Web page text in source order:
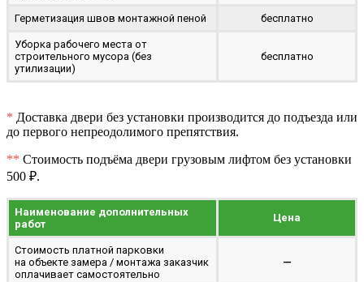
Герметизация швов монтажной пеной бесплатно
Уборка рабочего места от
строительного мусора (без
утилизации)
бесплатно
* Доставка двери без установки производится до подъезда или
до первого непреодолимого препятствия.
** Стоимость подъёма двери грузовым лифтом без установки
500 ₽.
Наименование дополнительных
работ
Цена
Стоимость платной парковки
на объекте замера / монтажа заказчик
оплачивает самостоятельно
—